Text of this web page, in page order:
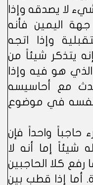
لا يصدقه وإذا
اليمين فأنه
وإذا اتجه
يتذكر شيئاً من
هو فيه وإذا
مع أحاسيسه
نفسه في موضوع
حاجباً واحداً فإن
إما أنه لا
رفع كلا الحاجبين
أما إذا قطب بين